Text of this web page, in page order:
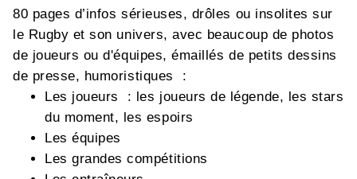
80 pages d’infos sérieuses, drôles ou insolites sur
le Rugby et son univers, avec beaucoup de photos
de joueurs ou d'équipes, émaillés de petits dessins
de presse, humoristiques :
Les joueurs : les joueurs de légende, les stars
du moment, les espoirs
Les équipes
Les grandes compétitions